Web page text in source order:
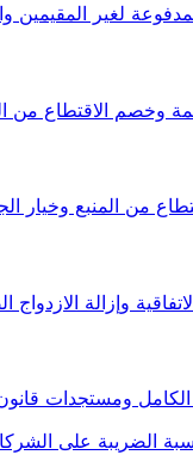
وخصم الاقتطاع من
من المنبع وخيار
الضريبة على